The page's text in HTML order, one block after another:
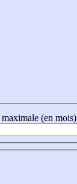
(en mois)